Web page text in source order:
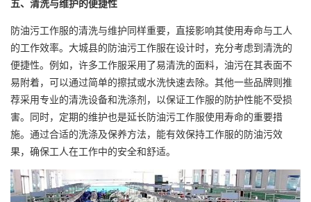
五、清洗与维护的便捷性
防油污工作服的清洗与维护同样重要，直接影响其使用寿命与工人
的工作效率。大城县的防油污工作服在设计时，充分考虑到清洗的
便捷性。例如，许多工作服采用了易清洗的面料，油污在其表面不
易附着，可以通过简单的擦拭或水洗快速去除。其他一些品牌则推
荐采用专业的清洗设备和洗涤剂，以保证工作服的防护性能不受损
害。同时，定期的维护也是延长防油污工作服使用寿命的重要措
施。通过合适的洗涤及保养方法，能有效保持工作服的防油污效
果，确保工人在工作中的安全和舒适。